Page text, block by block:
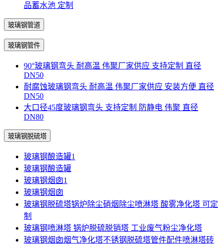
品蓄水池 定制
玻璃钢管道
玻璃钢管件
90°玻璃钢弯头 耐高温 伟聚厂家供应 支持定制 直径
DN50
耐腐蚀玻璃钢弯头 耐高温 伟聚厂家供应 安装方便 直径
DN50
大口径45度玻璃钢弯头 支持定制 防静电 伟聚 直径
DN80
玻璃钢脱硫塔
玻璃钢酿造罐1
玻璃钢酿造罐
玻璃钢烟囱1
玻璃钢烟囱
玻璃钢脱硫塔锅炉除尘硝烟除尘喷淋塔 酸雾净化塔 可定
制
玻璃钢喷淋塔 锅炉脱硫脱销塔 工业废气粉尘净化塔
玻璃钢烟囱烟气净化塔不锈钢脱硫塔管件配件喷淋塔砖